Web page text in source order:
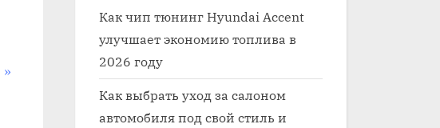
Как чип тюнинг Hyundai Accent
улучшает экономию топлива в
2026 году
Как выбрать уход за салоном
автомобиля под свой стиль и